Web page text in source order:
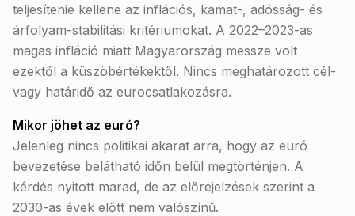
teljesítenie kellene az inflációs, kamat-, adósság- és
árfolyam-stabilitási kritériumokat. A 2022–2023-as
magas infláció miatt Magyarország messze volt
ezektől a küszöbértékektől. Nincs meghatározott cél-
vagy határidő az eurocsatlakozásra.
Mikor jöhet az euró?
Jelenleg nincs politikai akarat arra, hogy az euró
bevezetése belátható időn belül megtörténjen. A
kérdés nyitott marad, de az előrejelzések szerint a
2030-as évek előtt nem valószínű.